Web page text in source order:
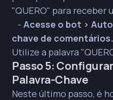
"QUERO" para receber
- Acesse o bot >
chave de comentários.
Utilize a palavra
Passo 5:
Palavra-Chave
Neste último passo, é